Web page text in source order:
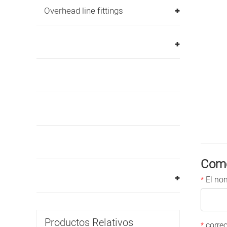
Overhead line fittings
Productos Relativos
* El